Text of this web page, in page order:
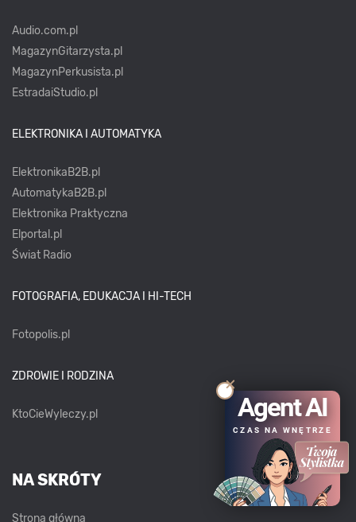
Audio.com.pl
MagazynGitarzysta.pl
MagazynPerkusista.pl
EstradaiStudio.pl
ELEKTRONIKA I AUTOMATYKA
ElektronikaB2B.pl
AutomatykaB2B.pl
Elektronika Praktyczna
Elportal.pl
Świat Radio
FOTOGRAFIA, EDUKACJA I HI-TECH
Fotopolis.pl
ZDROWIE I RODZINA
KtoCieWyleczy.pl
NA SKRÓTY
Strona główna
Agent AI
CZAS NA WNĘTRZE